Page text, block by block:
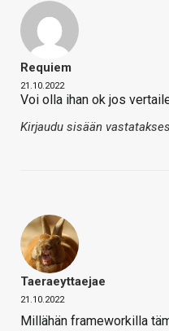
Requiem
21.10.2022
Voi olla ihan ok jos
Kirjaudu sisään
Taeraeyttaejae
21.10.2022
Millähän frameworkilla